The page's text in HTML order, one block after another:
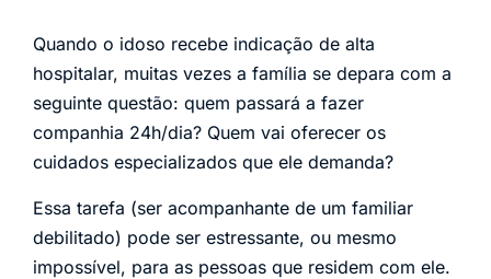
Quando o idoso recebe indicação de alta
hospitalar, muitas vezes a família se depara com a
seguinte questão: quem passará a fazer
companhia 24h/dia? Quem vai oferecer os
cuidados especializados que ele demanda?
Essa tarefa (ser acompanhante de um familiar
debilitado) pode ser estressante, ou mesmo
impossível, para as pessoas que residem com ele.